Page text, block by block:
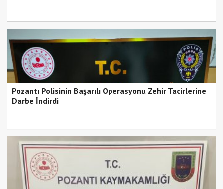
Pozantı Polisinin Başarılı Operasyonu Zehir Tacirlerine
Darbe İndirdi